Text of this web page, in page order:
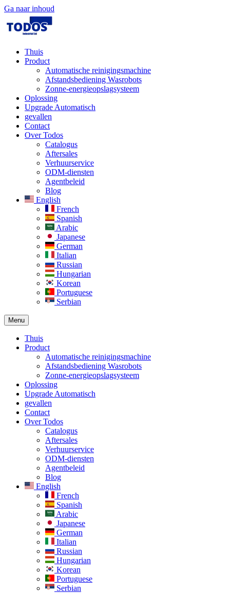
Ga naar inhoud
Thuis
Product
Automatische reinigingsmachine
Afstandsbediening Wasrobots
Zonne-energieopslagsysteem
Oplossing​
Upgrade Automatisch
gevallen
Contact
Over Todos
Catalogus
Aftersales
Verhuurservice
ODM-diensten
Agentbeleid
Blog
English
French
Spanish
Arabic
Japanese
German
Italian
Russian
Hungarian
Korean
Portuguese
Serbian
Menu
Thuis
Product
Automatische reinigingsmachine
Afstandsbediening Wasrobots
Zonne-energieopslagsysteem
Oplossing​
Upgrade Automatisch
gevallen
Contact
Over Todos
Catalogus
Aftersales
Verhuurservice
ODM-diensten
Agentbeleid
Blog
English
French
Spanish
Arabic
Japanese
German
Italian
Russian
Hungarian
Korean
Portuguese
Serbian